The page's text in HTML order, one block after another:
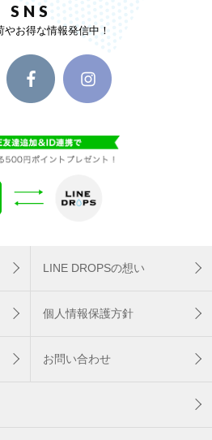
SNS
やお得な情報発信中！
LINE DROPSの想い
個人情報保護方針
お問い合わせ